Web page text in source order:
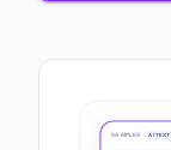
SAMPLES: AI TEXT